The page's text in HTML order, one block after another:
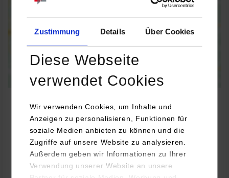
Zustimmung Details Über Cookies
Diese Webseite
verwendet Cookies
Wir verwenden Cookies, um Inhalte und
Anzeigen zu personalisieren, Funktionen für
soziale Medien anbieten zu können und die
Zugriffe auf unsere Website zu analysieren.
Außerdem geben wir Informationen zu Ihrer
Verwendung unserer Website an unsere
Einmalig aktivieren
BWL-Handel
Nahkauf Huber GmbH
Köngener Str. 10